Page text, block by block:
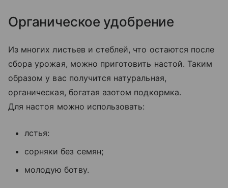
Органическое удобрение
Из многих листьев и стеблей, что остаются после
сбора урожая, можно приготовить настой. Таким
образом у вас получится натуральная,
органическая, богатая азотом подкормка.
Для настоя можно использовать:
лстья:
сорняки без семян;
молодую ботву.